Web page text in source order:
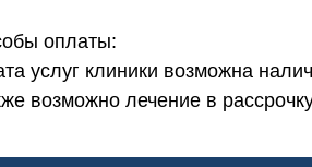
оплаты:
услуг клиники возможна
возможно лечение в